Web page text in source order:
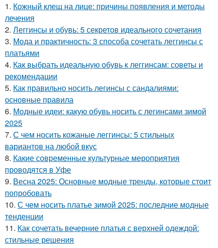
1. Кожный клещ на лице: причины появления и методы
лечения
2. Леггинсы и обувь: 5 секретов идеального сочетания
3. Мода и практичность: 3 способа сочетать леггинсы с
платьями
4. Как выбрать идеальную обувь к леггинсам: советы и
рекомендации
5. Как правильно носить легинсы с сандалиями:
основные правила
6. Модные идеи: какую обувь носить с легинсами зимой
2025
7. С чем носить кожаные леггинсы: 5 стильных
вариантов на любой вкус
8. Какие современные культурные мероприятия
проводятся в Уфе
9. Весна 2025: Основные модные тренды, которые стоит
попробовать
10. С чем носить платье зимой 2025: последние модные
тенденции
11. Как сочетать вечерние платья с верхней одеждой:
стильные решения